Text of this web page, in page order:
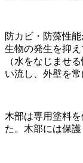
防カビ・防藻性
生物の発生を抑
（水をなじませ
い流し、外壁を
木部は専用塗料
た。木部には保